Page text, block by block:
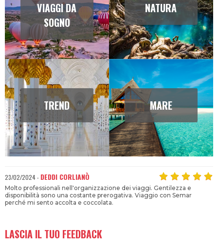
VIAGGI DA
SOGNO
NATURA
TREND MARE
23/02/2024 - DEDDI CORLIANÒ
Molto professionali nell'organizzazione dei viaggi. Gentilezza e
disponibilità sono una costante prerogativa. Viaggio con Semar
perché mi sento accolta e coccolata.
LASCIA IL TUO FEEDBACK